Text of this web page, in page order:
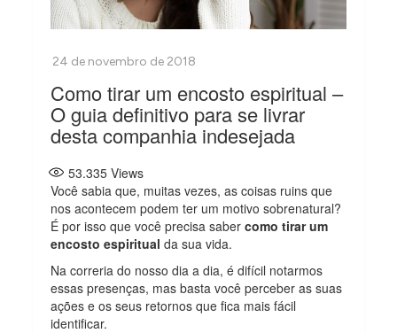
Como tirar um encosto espiritual –
O guia definitivo para se livrar
desta companhia indesejada
53.335 Views
Você sabia que, muitas vezes, as coisas ruins que
nos acontecem podem ter um motivo sobrenatural?
É por isso que você precisa sabercomo tirar um
encosto espiritualda sua vida.
Na correria do nosso dia a dia, é difícil notarmos
essas presenças, mas basta você perceber as suas
ações e os seus retornos que fica mais fácil
identificar.